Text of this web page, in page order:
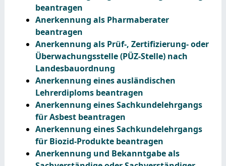
beantragen
Anerkennung als Pharmaberater
beantragen
Anerkennung als Prüf-, Zertifizierung- oder
Überwachungsstelle (PÜZ-Stelle) nach
Landesbauordnung
Anerkennung eines ausländischen
Lehrerdiploms beantragen
Anerkennung eines Sachkundelehrgangs
für Asbest beantragen
Anerkennung eines Sachkundelehrgangs
für Biozid-Produkte beantragen
Anerkennung und Bekanntgabe als